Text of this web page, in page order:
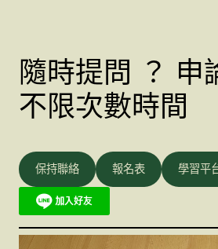
隨時提問 ？ 申
不限次數時間
保持聯絡 報名表 學習平